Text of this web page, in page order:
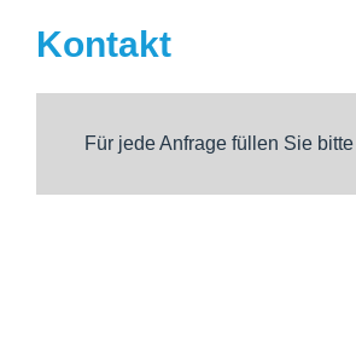
Kontakt
Für jede Anfrage füllen Sie